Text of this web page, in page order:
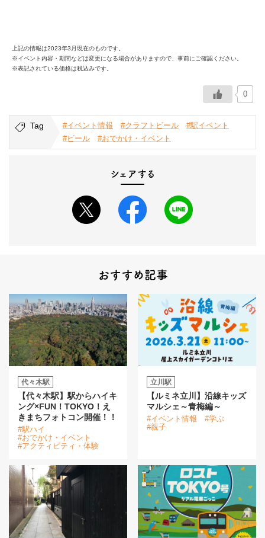
上記の情報は2023年3月現在のものです。
※イベント内容・期間などは変更になる場合がありますので、事前にご確認ください。
※表記されている価格は税込みです。
0
Tag #イベント情報 #クラフトビール
#駅イベント
#ビール
#おでかけ・イベント
シェアする
おすすめ記事
代々木駅
【代々木駅】駅からハイキ
ング×FUN！TOKYO！え
きまちフォトコン開催！！
#駅ハイ
#おでかけ・イベント
#アクティビティ・体験
立川駅
【ルミネ立川】沿線キッズ
マルシェ～青梅編～
#イベント情報
#学ぶ
#親子